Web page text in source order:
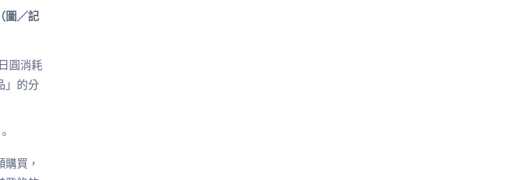
圖／記
圓消耗
」的分
買，